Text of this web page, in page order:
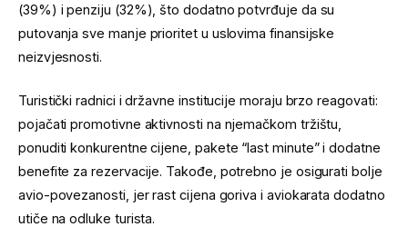
(39%) i penziju (32%), što dodatno potvrđuje da su
putovanja sve manje prioritet u uslovima finansijske
neizvjesnosti.
Turistički radnici i državne institucije moraju brzo reagovati:
pojačati promotivne aktivnosti na njemačkom tržištu,
ponuditi konkurentne cijene, pakete “last minute” i dodatne
benefite za rezervacije. Takođe, potrebno je osigurati bolje
avio-povezanosti, jer rast cijena goriva i aviokarata dodatno
utiče na odluke turista.